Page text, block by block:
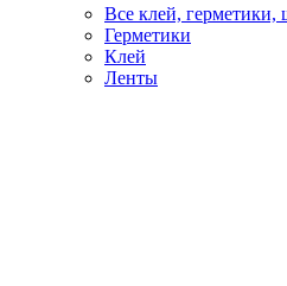
Все клей, герметики,
Герметики
Клей
Ленты